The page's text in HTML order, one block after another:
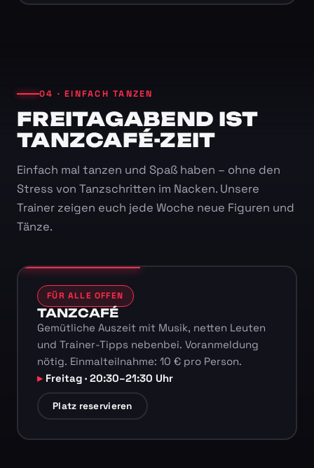
04 · EINFACH TANZEN
FREITAGABEND IST
TANZCAFÉ-ZEIT
Einfach mal tanzen und Spaß haben – ohne den
Stress von Tanzschritten im Nacken. Unsere
Trainer zeigen euch jede Woche neue Figuren und
Tänze.
FÜR ALLE OFFEN
TANZCAFÉ
Gemütliche Auszeit mit Musik, netten Leuten
und Trainer-Tipps nebenbei. Voranmeldung
nötig. Einmalteilnahme: 10 € pro Person.
Freitag · 20:30–21:30 Uhr
Platz reservieren